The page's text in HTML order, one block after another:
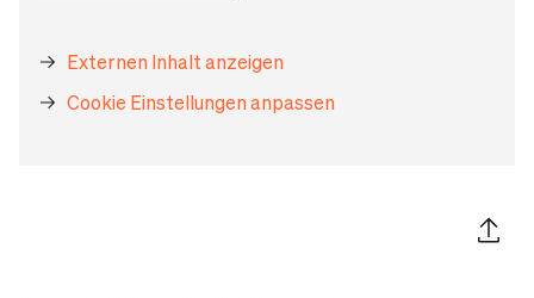
Externen Inhalt anzeigen
Cookie Einstellungen anpassen
Artikel